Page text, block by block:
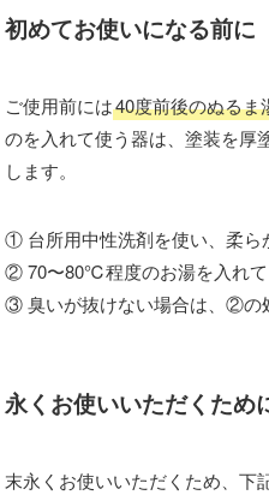
初めてお使いになる前に
ご使用前には40度前後のぬるま
のを入れて使う器は、塗装を厚
します。
① 台所用中性洗剤を使い、柔ら
② 70〜80℃程度のお湯を入れて
③ 臭いが抜けない場合は、②の
永くお使いいただくため
末永くお使いいただくため、下